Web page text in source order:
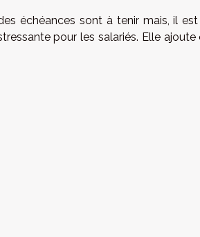
échéances sont à tenir mais, il
pour les salariés. Elle ajoute